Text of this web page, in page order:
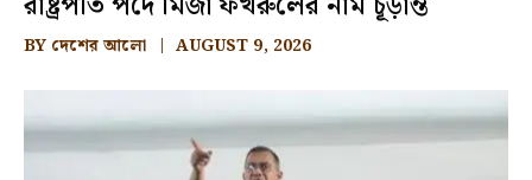
BY দেশের আলো AUGUST 9, 2026